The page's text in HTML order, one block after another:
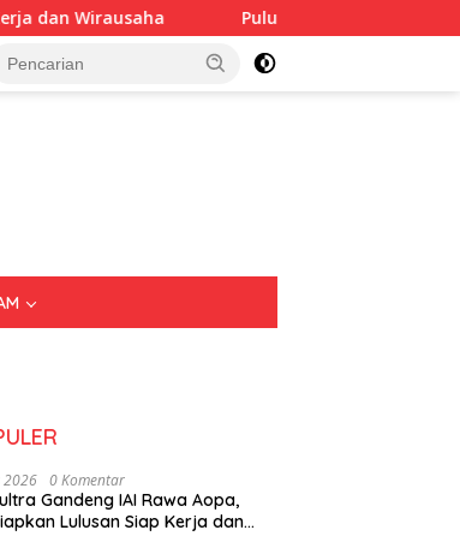
Puluhan Tenant Ramaikan Festival Kuliner
2026 0 Komentar
Gandeng IAI Rawa Aopa,
Lulusan Siap Kerja dan